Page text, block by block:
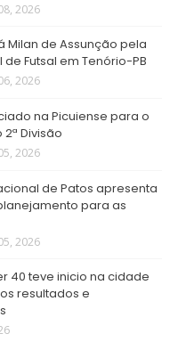
2026
Milan de Assunção pela
Futsal em Tenório-PB
2026
na Picuiense para o
Divisão
2026
de Patos apresenta
para as
2026
40 teve inicio na cidade
resultados e